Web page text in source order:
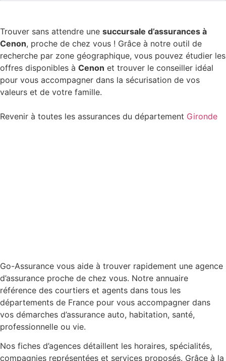
Trouver sans attendre une succursale d’assurances à
Cenon, proche de chez vous ! Grâce à notre outil de
recherche par zone géographique, vous pouvez étudier les
offres disponibles à Cenon et trouver le conseiller idéal
pour vous accompagner dans la sécurisation de vos
valeurs et de votre famille.
Revenir à toutes les assurances du département Gironde
Go-Assurance vous aide à trouver rapidement une agence
d’assurance proche de chez vous. Notre annuaire
référence des courtiers et agents dans tous les
départements de France pour vous accompagner dans
vos démarches d’assurance auto, habitation, santé,
professionnelle ou vie.
Nos fiches d’agences détaillent les horaires, spécialités,
compagnies représentées et services proposés. Grâce à la